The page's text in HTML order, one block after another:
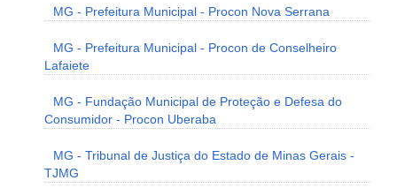
MG - Prefeitura Municipal - Procon Nova Serrana
MG - Prefeitura Municipal - Procon de Conselheiro
Lafaiete
MG - Fundação Municipal de Proteção e Defesa do
Consumidor - Procon Uberaba
MG - Tribunal de Justiça do Estado de Minas Gerais -
TJMG